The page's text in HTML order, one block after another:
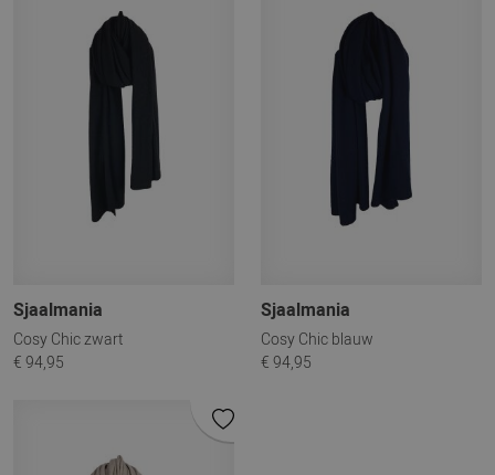
Sjaalmania
Cosy Chic zwart
€ 94,95
Sjaalmania
Cosy Chic blauw
€ 94,95